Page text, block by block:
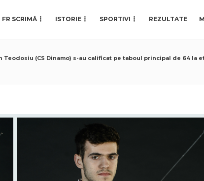
FR SCRIMĂ ISTORIE SPORTIVI REZULTATE
Teodosiu (CS Dinamo) s-au calificat pe taboul principal de 64